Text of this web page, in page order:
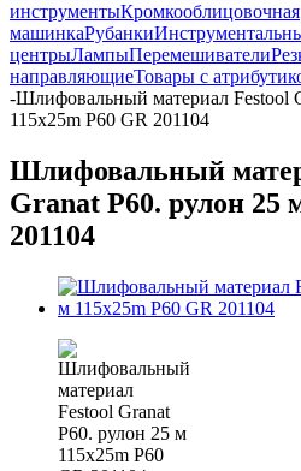
инструментыКромкооблицовочная
машинкаРубанки
центрыЛампыПеремешиватели
направляющиеТовары с
-Шлифовальный материал Festool
115x25m P60 GR 201104
Шлифовальный
Granat P60. рулон 25
201104